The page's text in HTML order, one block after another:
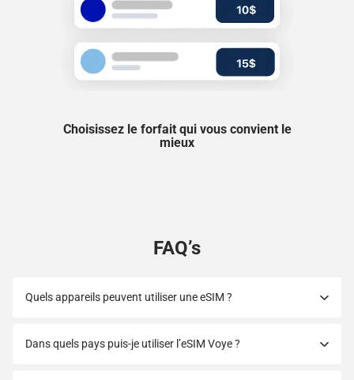
Choisissez le forfait qui vous convient le
mieux
FAQ’s
Quels appareils peuvent utiliser une eSIM ?
Dans quels pays puis-je utiliser l’eSIM Voye ?